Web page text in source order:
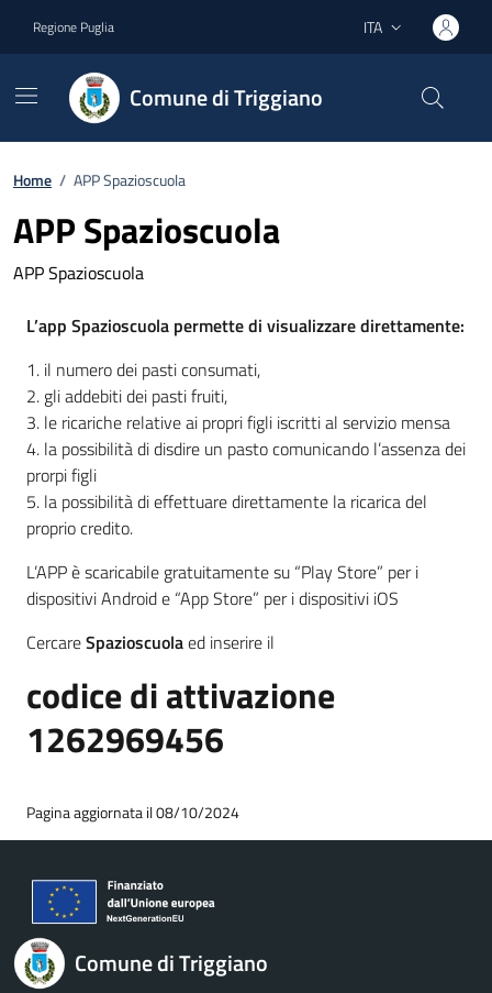
Regione Puglia Lingua attiva:
ITA
Comune di Triggiano
Home / APP Spazioscuola
APP Spazioscuola
APP Spazioscuola
L’app Spazioscuola permette di visualizzare direttamente:
1. il numero dei pasti consumati,
2. gli addebiti dei pasti fruiti,
3. le ricariche relative ai propri figli iscritti al servizio mensa
4. la possibilità di disdire un pasto comunicando l’assenza dei
prorpi figli
5. la possibilità di effettuare direttamente la ricarica del
proprio credito.
L’APP è scaricabile gratuitamente su “Play Store” per i
dispositivi Android e “App Store” per i dispositivi iOS
CercareSpazioscuolaed inserire il
codice di attivazione
1262969456
Pagina aggiornata il 08/10/2024
Comune di Triggiano